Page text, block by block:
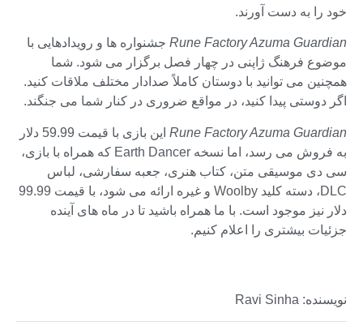
خود را به دست آورند.
Rune Factory Azuma Guardian جشنواره ها و رویدادهایی با
موضوع فرهنگ ژاپنی در چهار فصل برگزار می شود. شما
همچنین می توانید با دوستان کاملاً صدادار مختلف ملاقات کنید.
اگر دوستی پیدا کنید، در مواقع ضروری در کنار شما می جنگند.
Rune Factory Azuma Guardian
این بازی با قیمت 59.99 دلار
به فروش می رسد، اما نسخه Earth Dancer که همراه با بازی،
سی دی موسیقی متن، کتاب هنری، جعبه سفارشی، لباس
DLC، دسته کلید Woolby و غیره ارائه می شود، با قیمت 99.99
دلار نیز موجود است. با ما همراه باشید تا در ماه های آینده
جزئیات بیشتری را اعلام کنیم.
نویسنده: Ravi Sinha